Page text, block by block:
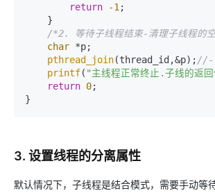
return
-1 ;
/*2. 等待子线程结束-清理子线程的
char *p;
pthread_join(thread_id,&p);
printf( "主线程正常终止.子线的返
return 0;
}
3. 设置线程的分离属性
默认情况下，子线程是结合模式，需要手动等